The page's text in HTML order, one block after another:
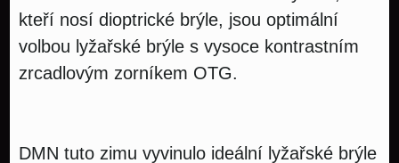
kteří nosí dioptrické brýle, jsou optimální
volbou lyžařské brýle s vysoce kontrastním
zrcadlovým zorníkem OTG.
DMN tuto zimu vyvinulo ideální lyžařské brýle